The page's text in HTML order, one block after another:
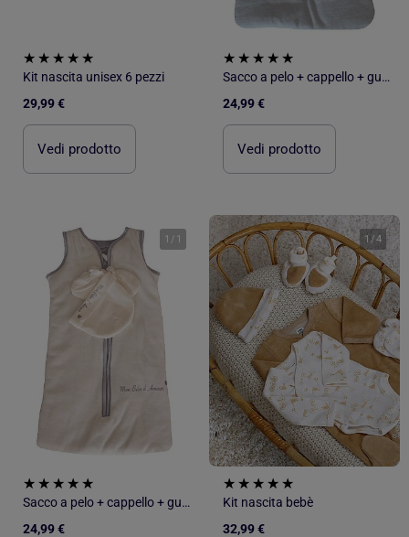
Kit nascita unisex 6 pezzi
29,99 €
Vedi prodotto
Sacco a pelo + cappello + guanti Les Chatounets
24,99 €
Vedi prodotto
1 / 1
Sacco a pelo + cappello + guanti Les Chatounets
24,99 €
1 /4
Kit nascita bebè
32,99 €